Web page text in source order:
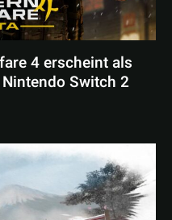
4 erscheint als
Switch 2